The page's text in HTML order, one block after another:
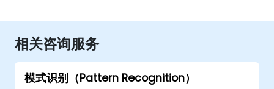
相关咨询服务
模式识别（Pattern Recognition）